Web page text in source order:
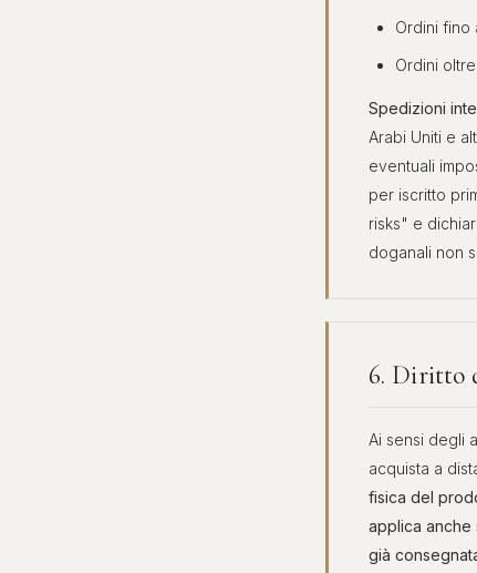
Ordini fino
Ordini
Spedizioni
Arabi Uniti e
eventuali
per iscritto
risks" e
doganali non
6. Diritto
Ai sensi degli
acquista a
fisica del
applica anche
già